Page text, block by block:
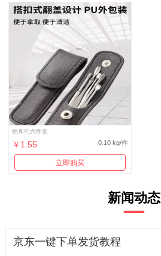
挖耳勺六件套
￥1.55 0.10 kg/件
立即购买
新闻动态
京东一键下单发货教程